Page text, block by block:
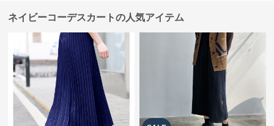
ネイビーコーデスカートの人気アイテム